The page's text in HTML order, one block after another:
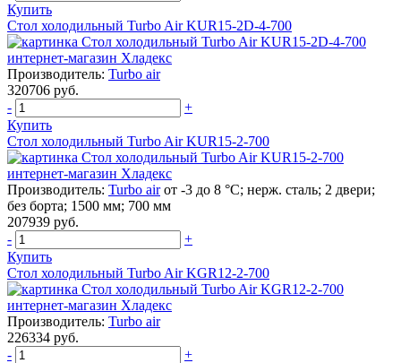
Купить
Стол холодильный Turbo Air KUR15-2D-4-700
Производитель: Turbo air
320706 руб.
-
+
Купить
Стол холодильный Turbo Air KUR15-2-700
Производитель: Turbo air от -3 до 8 °С; нерж. сталь; 2 двери;
без борта; 1500 мм; 700 мм
207939 руб.
-
+
Купить
Стол холодильный Turbo Air KGR12-2-700
Производитель: Turbo air
226334 руб.
-
+